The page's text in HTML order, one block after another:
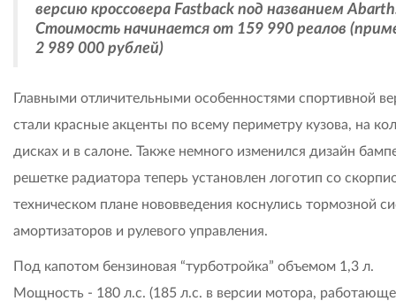
версию кроссовера Fastback под названием
Стоимость начинается от 159 990 реалов
2 989 000 рублей)
Главными отличительными особенностями спортивной
стали красные акценты по всему периметру кузова, на
дисках и в салоне. Также немного изменился дизайн
решетке радиатора теперь установлен логотип со
техническом плане нововведения коснулись тормозной
амортизаторов и рулевого управления.
Под капотом бензиновая “турботройка” объемом 1,3 л.
Мощность - 180 л.с. (185 л.с. в версии мотора,